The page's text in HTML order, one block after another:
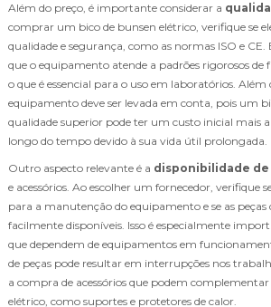
Além do preço, é importante considerar a
comprar um bico de bunsen elétrico, verifique se
qualidade e segurança, como as normas ISO e CE.
que o equipamento atende a padrões rigorosos de
o que é essencial para o uso em laboratórios. Além
equipamento deve ser levada em conta, pois um
qualidade superior pode ter um custo inicial mais
longo do tempo devido à sua vida útil prolongada.
Outro aspecto relevante é a disponibilidade
e acessórios. Ao escolher um fornecedor, verifique
para a manutenção do equipamento e se as peças
facilmente disponíveis. Isso é especialmente
que dependem de equipamentos em
de peças pode resultar em interrupções nos
a compra de acessórios que podem
elétrico, como suportes e protetores de calor.